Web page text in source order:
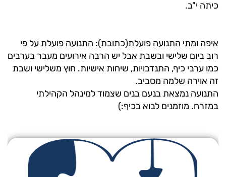
כיתה י"ב.
איפה ומתי התנועה פועלת(כתובת): התנועה פועלת על פי
רוב ביום שלישי ובשבת אבל יש הרבה אירועים מעבר בערבים
כמו ערבי כיף, התנדבויות, שיחות אישיות. חוץ משלישי ושבת
זה אוירה שלמה מסביב.
התנועה נמצאת בנעם בנים שצמוד למינהל הקהילתי
במזרח. מוזמנים לבוא בכיף:)